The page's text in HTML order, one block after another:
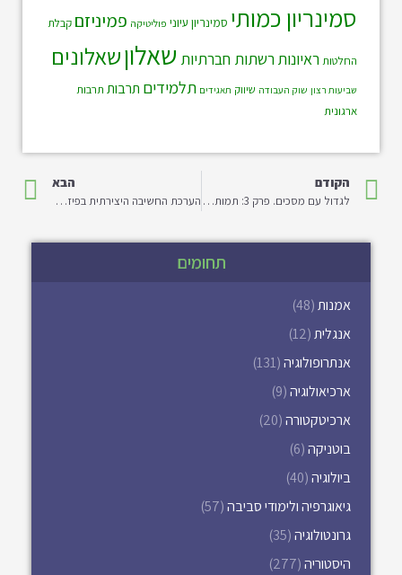
תחומים
אמנות(48)
אנגלית(12)
אנתרופולוגיה(131)
ארכיאולוגיה(9)
ארכיטקטורה(20)
בוטניקה(6)
ביולוגיה(40)
גיאוגרפיה ולימודי סביבה(57)
גרונטולוגיה(35)
היסטוריה(277)
סמינריון כמותי סמינריון עיוני פוליטיקה פמיניזם קבלת
החלטותראיונותרשתות חברתיות שאלוןשאלונים
שביעות רצון שוק העבודה שיווק תאגידים תלמידים תרבות תרבות
ארגונית
הקודם
לגדול עם מסכים. פרק 3: תמות ופרספקטיבות תיאורטיות
הבא
הערכת החשיבה היצירתית בפיזה 2022: הזדמנויות, אתגרים ואזהרות